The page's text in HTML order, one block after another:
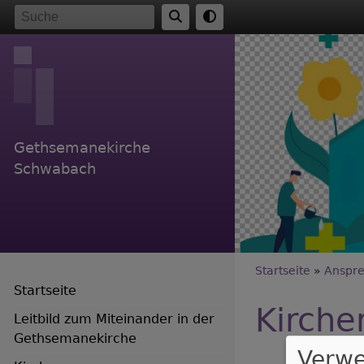
Direkt
zum
Inhalt
Gethsemanekirche
Schwabach
Startseite
Leitbild zum Miteinander in der
Gethsemanekirche
Startseite